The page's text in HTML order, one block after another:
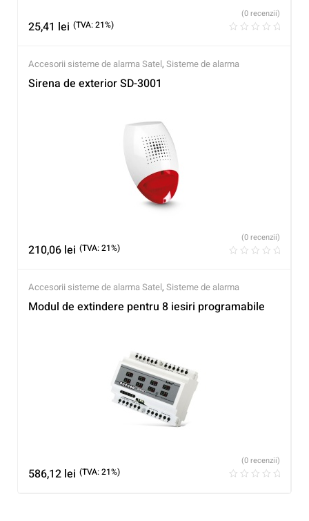
25,41 lei (TVA: 21%)
(0 recenzii)
Accesorii sisteme de alarma Satel, Sisteme de alarma
Sirena de exterior SD-3001
210,06 lei (TVA: 21%)
(0 recenzii)
Accesorii sisteme de alarma Satel, Sisteme de alarma
Modul de extindere pentru 8 iesiri programabile
586,12 lei (TVA: 21%)
(0 recenzii)